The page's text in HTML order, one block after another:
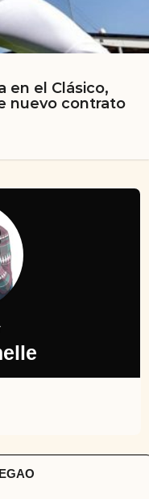
en el Clásico,
nuevo contrato